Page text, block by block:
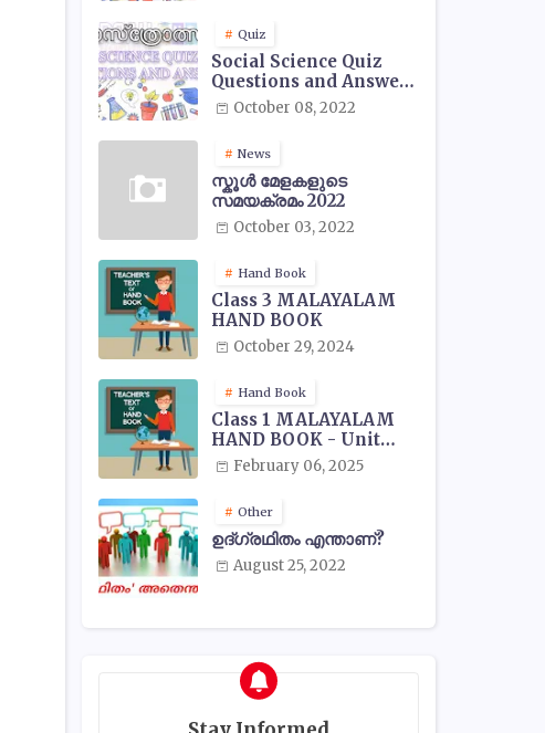
Quiz
Social Science Quiz
Questions and Answers
- 02October 08, 2022
News
സ്കൂൾ മേളകളുടെ
സമയക്രമം 2022
October 03, 2022
Hand Book
Class 3 MALAYALAM
HAND BOOK
October 29, 2024
Hand Book
Class 1 MALAYALAM
HAND BOOK - Unit
WiseFebruary 06, 2025
Other
ഉദ്ഗ്രഥിതം എന്താണ്?
August 25, 2022